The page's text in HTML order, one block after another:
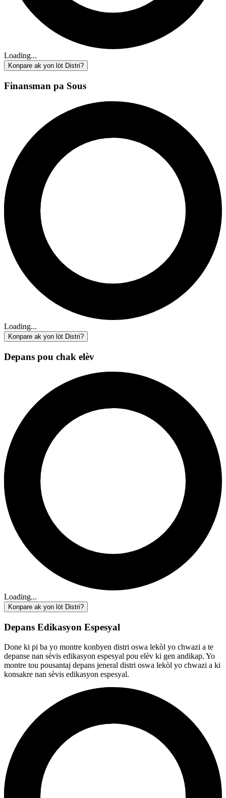
Loading...
Konpare ak yon lòt Distri?
Finansman pa Sous
Loading...
Konpare ak yon lòt Distri?
Depans pou chak elèv
Loading...
Konpare ak yon lòt Distri?
Depans Edikasyon Espesyal
Done ki pi ba yo montre konbyen distri oswa lekòl yo chwazi a te
depanse nan sèvis edikasyon espesyal pou elèv ki gen andikap. Yo
montre tou pousantaj depans jeneral distri oswa lekòl yo chwazi a ki
konsakre nan sèvis edikasyon espesyal.